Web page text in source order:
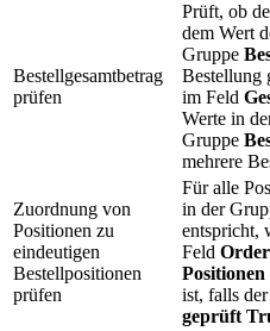
Bestellgesamtbetrag
prüfen
Prüft, ob
dem Wert
Gruppe
Bestellung
im Feld
Werte in
Gruppe
mehrere
Zuordnung von
Positionen zu
eindeutigen
Bestellpositionen
prüfen
Für alle
in der
entspricht,
Feld
Positionen
ist, falls
geprüft